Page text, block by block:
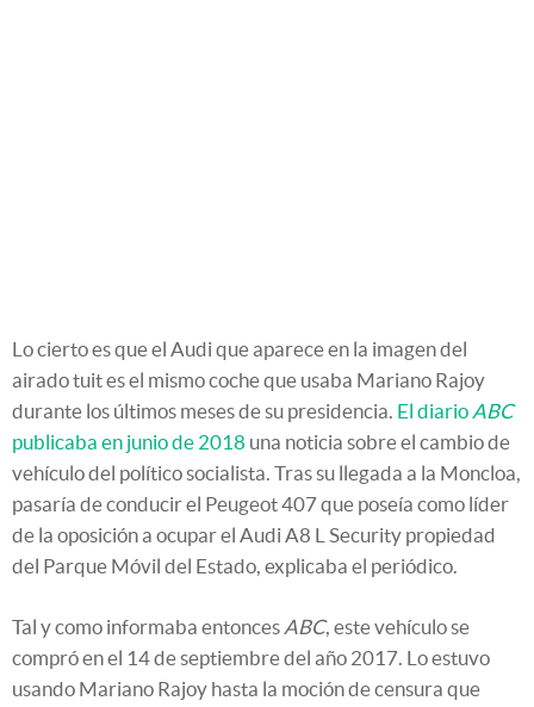
Lo cierto es que el Audi que aparece en la imagen del
airado tuit es el mismo coche que usaba Mariano Rajoy
durante los últimos meses de su presidencia. El diario ABC
publicaba en junio de 2018 una noticia sobre el cambio de
vehículo del político socialista. Tras su llegada a la Moncloa,
pasaría de conducir el Peugeot 407 que poseía como líder
de la oposición a ocupar el Audi A8 L Security propiedad
del Parque Móvil del Estado, explicaba el periódico.
Tal y como informaba entonces ABC, este vehículo se
compró en el 14 de septiembre del año 2017. Lo estuvo
usando Mariano Rajoy hasta la moción de censura que